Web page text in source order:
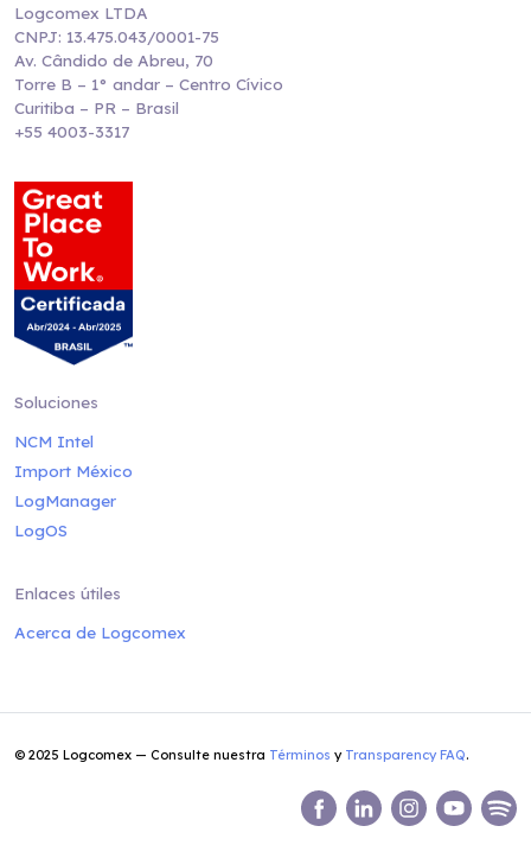
Logcomex LTDA
CNPJ: 13.475.043/0001-75
Av. Cândido de Abreu, 70
Torre B – 1° andar – Centro Cívico
Curitiba – PR – Brasil
+55 4003-3317
Soluciones
NCM Intel
Import México
LogManager
LogOS
Enlaces útiles
Acerca de Logcomex
© 2025 Logcomex — Consulte nuestra Términos y Transparency FAQ.